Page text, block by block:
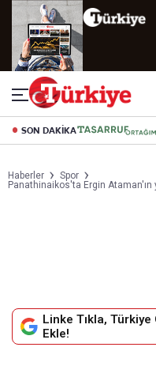
SON DAKİKA
Haberler
Spor
Panathinaikos'ta Ergin
Linke Tıkla,
Ekle!